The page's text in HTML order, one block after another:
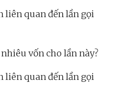
liên quan đến lần gọi
vốn cho lần này?
liên quan đến lần gọi